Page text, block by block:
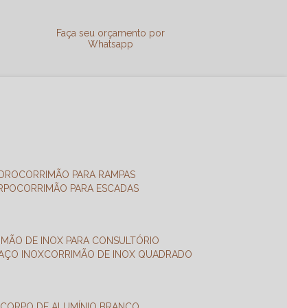
Faça seu orçamento por
Whatsapp
CORRIMÃO PARA RAMPAS
CORRIMÃO PARA ESCADAS
DE INOX PARA CONSULTÓRIO
INOX
CORRIMÃO DE INOX QUADRADO